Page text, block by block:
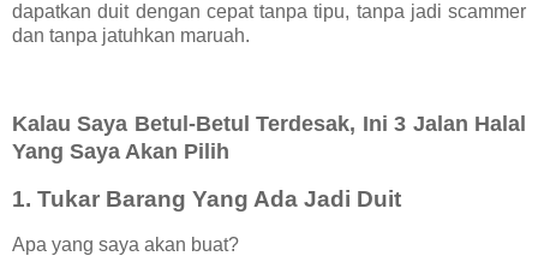
dapatkan duit dengan cepat tanpa tipu, tanpa jadi scammer
dan tanpa jatuhkan maruah.
Kalau Saya Betul-Betul Terdesak, Ini 3 Jalan Halal
Yang Saya Akan Pilih
1. Tukar Barang Yang Ada Jadi Duit
Apa yang saya akan buat?